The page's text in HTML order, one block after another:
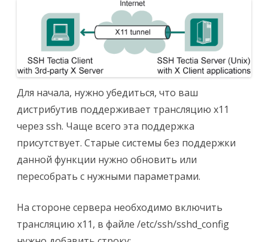
ssh
Для начала, нужно убедиться, что ваш
дистрибутив поддерживает трансляцию x11
через ssh. Чаще всего эта поддержка
присутствует. Старые системы без поддержки
данной функции нужно обновить или
пересобрать с нужными параметрами.
На стороне сервера необходимо включить
трансляцию x11, в файле /etc/ssh/sshd_config